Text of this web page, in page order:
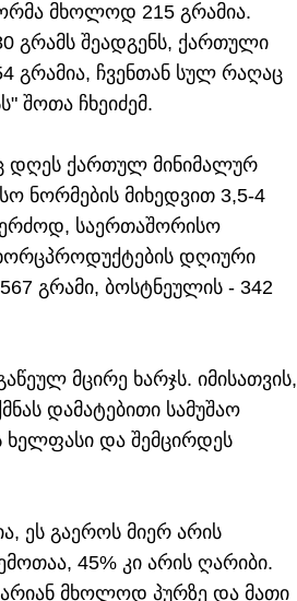
მხოლოდ 215 გრამია.
გრამს შეადგენს, ქართული
გრამია, ჩვენთან სულ რაღაც
შოთა ჩხეიძემ.
დღეს ქართულ მინიმალურ
ნორმების მიხედვით 3,5-4
საერთაშორისო
ხორცპროდუქტების დღიური
გრამი, ბოსტნეულის - 342
მცირე ხარჯს. იმისათვის,
დამატებითი სამუშაო
ხელფასი და შემცირდეს
ეს გაეროს მიერ არის
45% კი არის ღარიბი.
არიან მხოლოდ პურზე და მათი